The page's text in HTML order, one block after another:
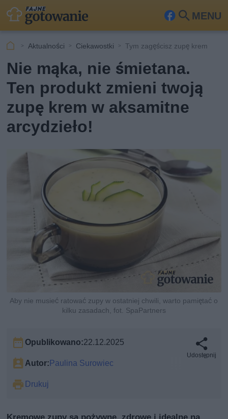
MENU
Fa
ook
Szu
Aktualności Ciekawostki Tym zagęścisz zupę krem
Nie mąka, nie śmietana.
Ten produkt zmieni twoją
zupę krem w aksamitne
arcydzieło!
Aby nie musieć ratować zupy w ostatniej chwili, warto pamiętać o
kilku zasadach, fot. SpaPartners
Opublikowano:22.12.2025
Autor:Paulina Surowiec
Drukuj
Udostępnij
Kremowe zupy są pożywne, zdrowe i idealne na